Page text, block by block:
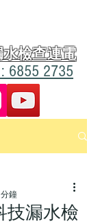
6855 2735
檢查連電
技漏水檢
鐘